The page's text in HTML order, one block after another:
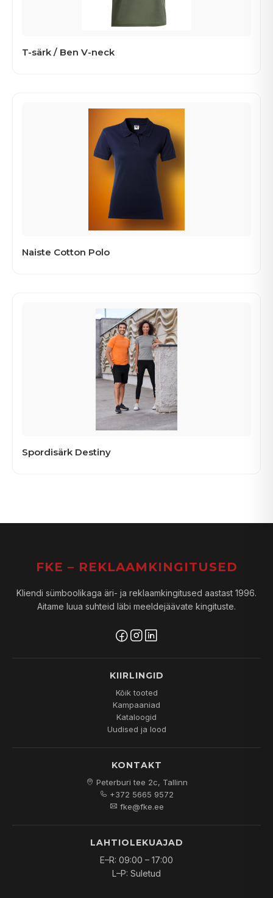
T-särk / Ben V-neck
Naiste Cotton Polo
Spordisärk Destiny
FKE – REKLAAMKINGITUSED
Kliendi sümboolikaga äri- ja reklaamkingitused aastast 1996.
Aitame luua suhteid läbi meeldejäävate kingituste.
KIIRLINGID
Kõik tooted
Kampaaniad
Kataloogid
Uudised ja lood
KONTAKT
Peterburi tee 2c, Tallinn
+372 5665 9572
fke@fke.ee
LAHTIOLEKUAJAD
E–R: 09:00 – 17:00
L–P: Suletud